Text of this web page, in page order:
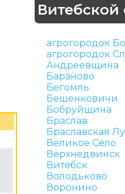
Витебской
агрогородок
агрогородок
Андреевщина
Бараново
Бегомль
Бешенковичи
Бобруйщина
Браслав
Браславская
Великое Село
Верхнедвинск
Витебск
Володьково
Воронино